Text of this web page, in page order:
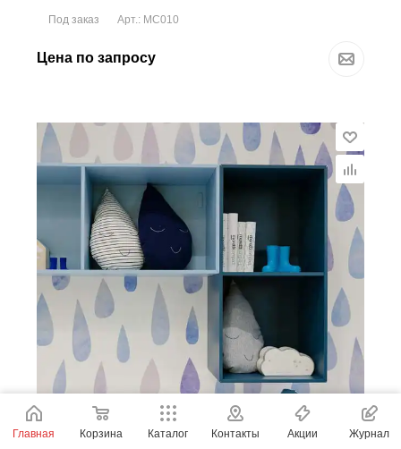
Под заказ Арт.: MC010
Цена по запросу
Главная Корзина Каталог Контакты Акции Журнал